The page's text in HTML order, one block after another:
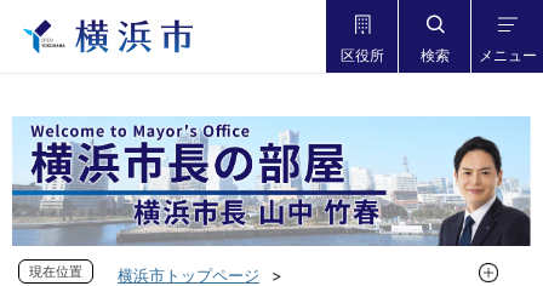
区役所 検索 メニュー
現在位置
横浜市トップページ
現在位